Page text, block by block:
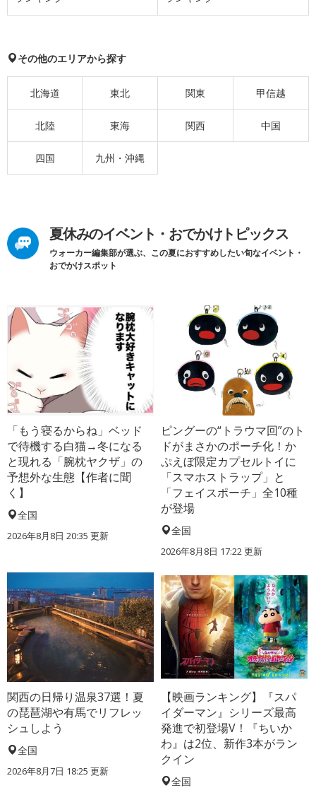
その他のエリアから探す
北海道 東北 関東 甲信越
北陸 東海 関西 中国
四国 九州・沖縄
夏休みのイベント・おでかけトピックス
ウォーカー編集部が選ぶ、この夏におすすめしたい旬なイベント・
おでかけスポット
「もう寝るからね」ベッド
で待機する白猫→冬になる
と現れる「腕枕ヤクザ」の
予想外な生態【作者に聞
く】
全国
2026年8月8日 20:35 更新
ピングーの“トラウマ回”のト
ドがまさかのポーチ化！か
ぷえぼ限定カプセルトイに
「スマホストラップ」と
「フェイスポーチ」全10種
が登場
全国
2026年8月8日 17:22 更新
関西の日帰り温泉37選！夏
の琵琶湖や有馬でリフレッ
シュしよう
全国
2026年8月7日 18:25 更新
【映画ランキング】『スパ
イダーマン』シリーズ最高
発進で初登場V！『ちいか
わ』は2位、新作3本がラン
クイン
全国